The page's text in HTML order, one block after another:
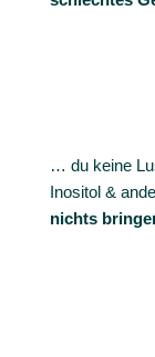
… du keine
Inositol &
nichts